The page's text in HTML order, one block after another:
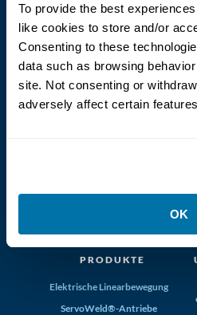
To provide the best
like cookies to store and/or
Consenting to these
data such as browsing
site. Not consenting or
adversely affect certain
OK
Language
(800)
+1-763-478-8000
PRODUKTE
Elektrische Linearbewegung
ServoWeld®-Antriebe
Veranstaltungen
Dealer
Portal